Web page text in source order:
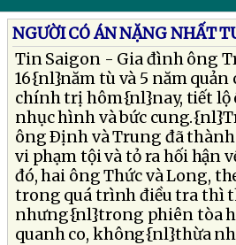
NGƯỜI CÓ ÁN NẶNG NHẤT
Tin Saigon - Gia đình ông
16{nl}năm tù và 5 năm
chính trị hôm{nl}nay, tiết lộ
nhục hình và bức
ông Ðịnh và Trung đã
vi phạm tội và tỏ ra hối hận
đó, hai ông Thức và Long,
trong quá trình điều tra thì
nhưng{nl}trong phiên tòa
quanh co, không{nl}thừa